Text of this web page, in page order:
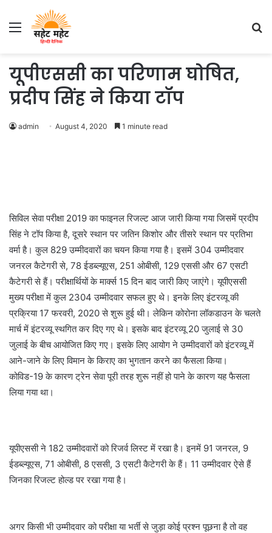
Menu
यूपीएससी का परिणाम घोषित,
प्रदीप सिंह ने किया टॉप
admin August 4, 2020 1 minute read
सिविल सेवा परीक्षा 2019 का फाइनल रिजल्ट आज जारी किया गया जिसमें प्रदीप
सिंह ने टॉप किया है, दूसरे स्थान पर जतिन किशोर और तीसरे स्थान पर प्रतिभा
वर्मा है। कुल 829 उम्मीदवारों का चयन किया गया है। इसमें 304 उम्मीदवार
जनरल कैटेगरी से, 78 ईडब्ल्यूएस, 251 ओबीसी, 129 एससी और 67 एसटी
कैटेगरी से हैं। परीक्षार्थियों के मार्क्स 15 दिन बाद जारी किए जाएंगे। यूपीएससी
मुख्य परीक्षा में कुल 2304 उम्मीदवार सफल हुए थे। इनके लिए इंटरव्यू की
प्रक्रिया 17 फरवरी, 2020 से शुरू हुई थी। लेकिन कोरोना लॉकडाउन के चलते
मार्च में इंटरव्यू स्थगित कर दिए गए थे। इसके बाद इंटरव्यू 20 जुलाई से 30
जुलाई के बीच आयोजित किए गए। इसके लिए आयोग ने उम्मीदवारों को इंटरव्यू में
आने-जाने के लिए विमान के किराए का भुगतान करने का फैसला किया।
कोविड-19 के कारण ट्रेन सेवा पूरी तरह शुरू नहीं हो पाने के कारण यह फैसला
लिया गया था।
यूपीएससी ने 182 उम्मीदवारों को रिजर्व लिस्ट में रखा है। इनमें 91 जनरल, 9
ईडब्ल्यूएस, 71 ओबीसी, 8 एससी, 3 एसटी कैटेगरी के हैं। 11 उम्मीदवार ऐसे हैं
जिनका रिजल्ट होल्ड पर रखा गया है।
अगर किसी भी उम्मीदवार को परीक्षा या भर्ती से जुड़ा कोई प्रश्न पूछना है तो वह